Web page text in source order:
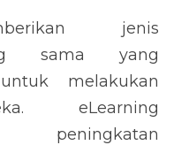
jenis
sama yang
melakukan
eLearning
peningkatan